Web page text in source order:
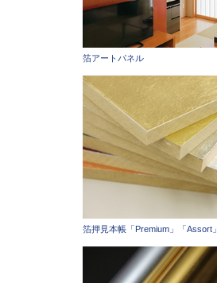
箔アートパネル
箔押見本帳「Premium」「Assort」